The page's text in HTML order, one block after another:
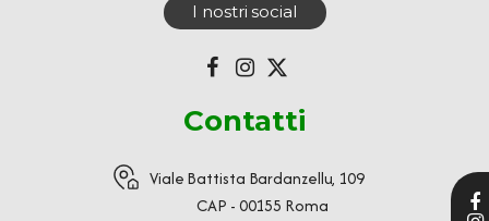
I nostri social
Contatti
Viale Battista Bardanzellu, 109
CAP - 00155 Roma